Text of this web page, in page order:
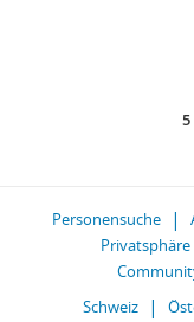
Personensuche
Privatsphäre
Schweiz